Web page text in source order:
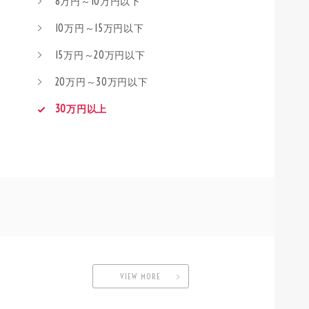
10万円～15万円以下
15万円～20万円以下
20万円～30万円以下
30万円以上
VIEW MORE